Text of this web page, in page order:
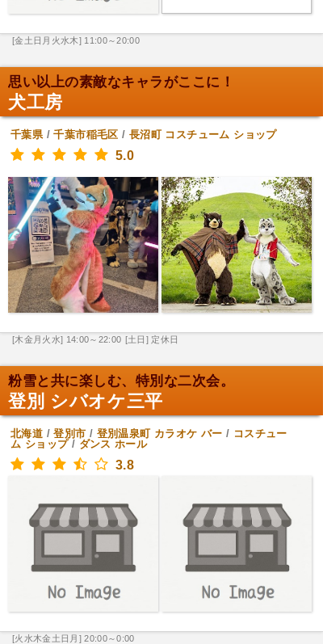
[金土日月火水木] 11:00～20:00
思い以上の素敵なキャラがここに！
犬工房
千葉県/千葉市稲毛区 / 長沼町 コスチューム ショップ
5.0
[木金月火水] 14:00～22:00 [土日] 定休日
粉雪と共に楽しむ、特別な二次会。
登別 シバオケ三平
北海道 /登別市 / 登別温泉町 カラオケ バー / コスチュー
ム ショップ/ ダンス ホール
3.8
[火水木金土日月] 20:00～0:00